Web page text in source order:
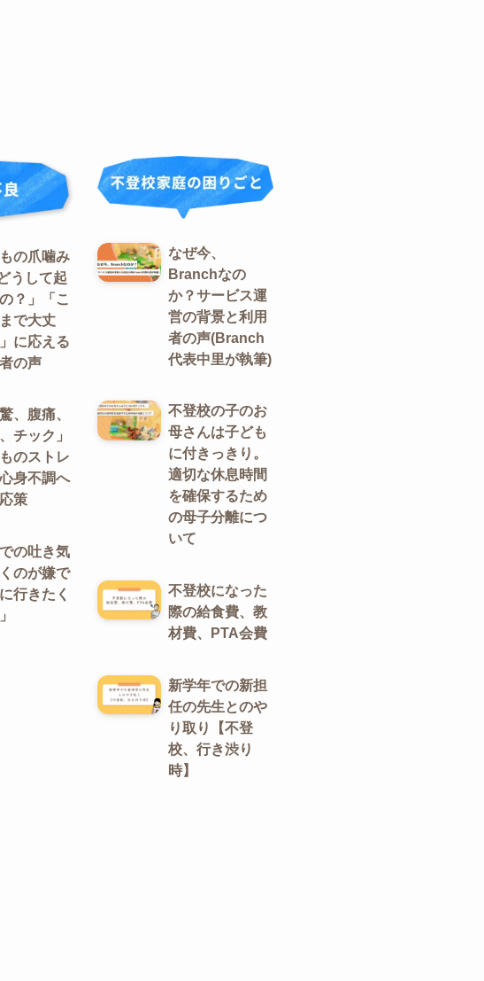
の爪噛み
うして起
？」「こ
で大丈
に応える
の声
、腹痛、
チック」
のストレ
身不調へ
策
の吐き気
くのが嫌で
行きたく
なぜ今、
Branchなの
か？サービス運
営の背景と利用
者の声(Branch
代表中里が執筆)
不登校の子のお
母さんは子ども
に付きっきり。
適切な休息時間
を確保するため
の母子分離につ
いて
不登校になった
際の給食費、教
材費、PTA会費
新学年での新担
任の先生とのや
り取り【不登
校、行き渋り
時】